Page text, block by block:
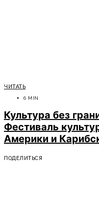
ЧИТАТЬ
6 MIN
Культура без
Фестиваль
Америки и
ПОДЕЛИТЬСЯ